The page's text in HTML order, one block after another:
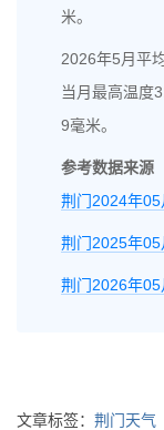
米。
2026年5月平
当月最高温度
9毫米。
参考数据来源
荆门2024年05
荆门2025年05
荆门2026年05
文章标签： 荆门天气